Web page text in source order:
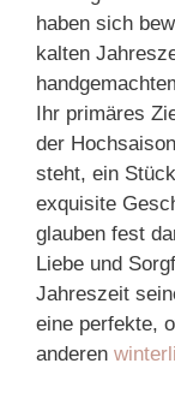
haben sich
kalten
Ihr primäres
der
steht, ein
exquisite
glauben fest
Liebe und
Jahreszeit
eine perfekte,
anderen